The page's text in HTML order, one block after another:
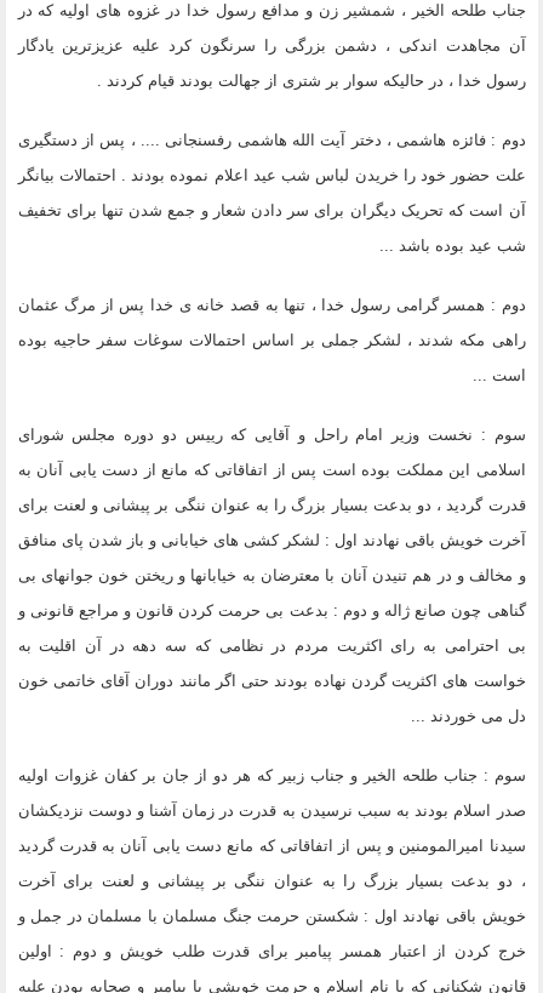
جناب طلحه الخیر ، شمشیر زن و مدافع رسول خدا در غزوه های اولیه که در
آن مجاهدت اندکی ، دشمن بزرگی را سرنگون کرد علیه عزیزترین یادگار
رسول خدا ، در حالیکه سوار بر شتری از جهالت بودند قیام کردند .
دوم : فائزه هاشمی ، دختر آیت الله هاشمی رفسنجانی .... ، پس از دستگیری
علت حضور خود را خریدن لباس شب عید اعلام نموده بودند . احتمالات بیانگر
آن است که تحریک دیگران برای سر دادن شعار و جمع شدن تنها برای تخفیف
شب عید بوده باشد ...
دوم : همسر گرامی رسول خدا ، تنها به قصد خانه ی خدا پس از مرگ عثمان
راهی مکه شدند ، لشکر جملی بر اساس احتمالات سوغات سفر حاجیه بوده
است ...
سوم : نخست وزیر امام راحل و آقایی که رییس دو دوره مجلس شورای
اسلامی این مملکت بوده است پس از اتفاقاتی که مانع از دست یابی آنان به
قدرت گردید ، دو بدعت بسیار بزرگ را به عنوان ننگی بر پیشانی و لعنت برای
آخرت خویش باقی نهادند اول : لشکر کشی های خیابانی و باز شدن پای منافق
و مخالف و در هم تنیدن آنان با معترضان به خیابانها و ریختن خون جوانهای بی
گناهی چون صانع ژاله و دوم : بدعت بی حرمت کردن قانون و مراجع قانونی و
بی احترامی به رای اکثریت مردم در نظامی که سه دهه در آن اقلیت به
خواست های اکثریت گردن نهاده بودند حتی اگر مانند دوران آقای خاتمی خون
دل می خوردند ...
سوم : جناب طلحه الخیر و جناب زبیر که هر دو از جان بر کفان غزوات اولیه
صدر اسلام بودند به سبب نرسیدن به قدرت در زمان آشنا و دوست نزدیکشان
سیدنا امیرالمومنین و پس از اتفاقاتی که مانع دست یابی آنان به قدرت گردید
، دو بدعت بسیار بزرگ را به عنوان ننگی بر پیشانی و لعنت برای آخرت
خویش باقی نهادند اول : شکستن حرمت جنگ مسلمان با مسلمان در جمل و
خرج کردن از اعتبار همسر پیامبر برای قدرت طلب خویش و دوم : اولین
قانون شکنانی که با نام اسلام و حرمت خویشی با پیامبر و صحابه بودن علیه